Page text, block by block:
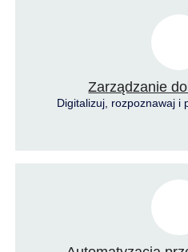
Zarządzanie
Digitalizuj, rozpoznawaj i